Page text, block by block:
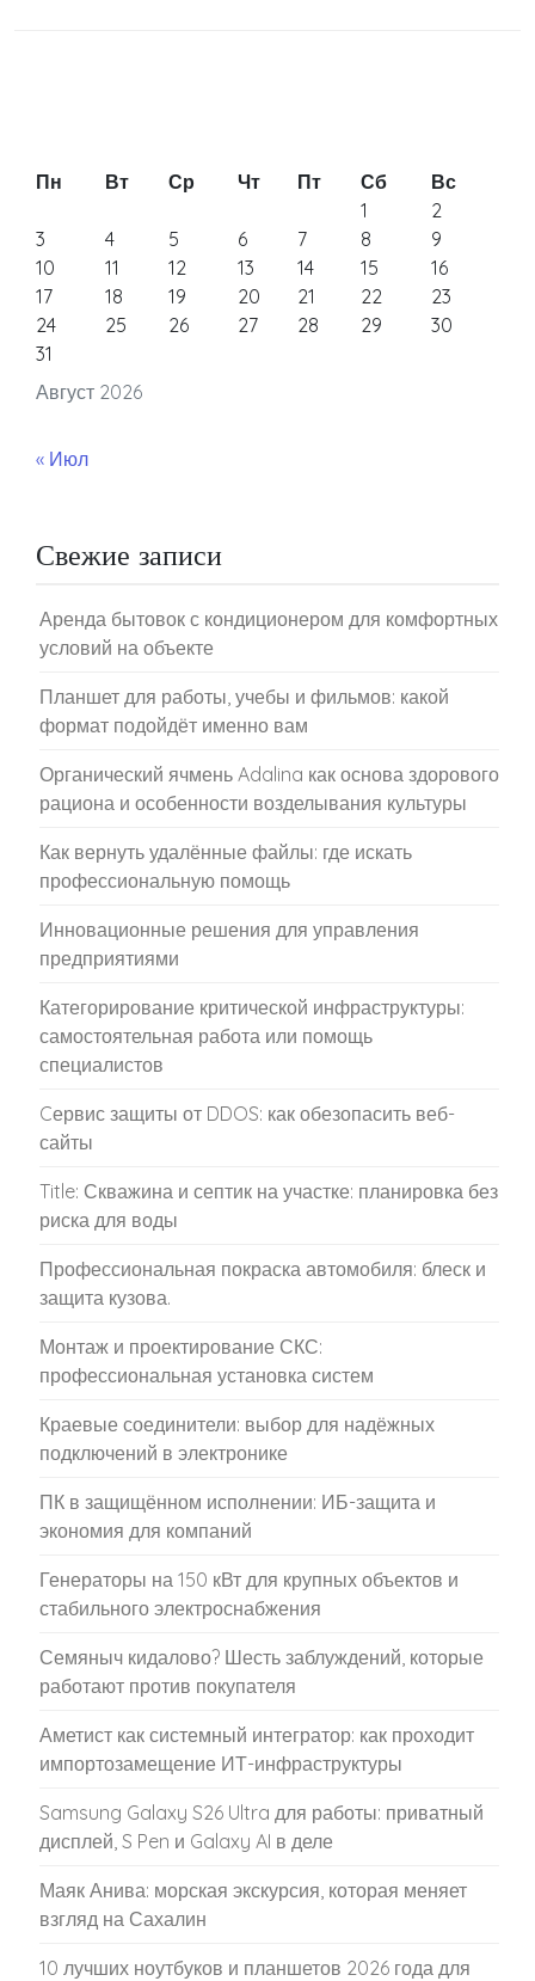
Август 2026
Пн Вт Ср Чт Пт Сб
Вс
1
2
3
4 5 6 7 8
9
10
11 12 13 14 15
16
17
18 19 20 21 22
23
24
25 26 27 28 29
30
31
« Июл
Свежие записи
Аренда бытовок с кондиционером для комфортных
условий на объекте
Планшет для работы, учебы и фильмов: какой
формат подойдёт именно вам
Органический ячмень Adalina как основа здорового
рациона и особенности возделывания культуры
Как вернуть удалённые файлы: где искать
профессиональную помощь
Инновационные решения для управления
предприятиями
Категорирование критической инфраструктуры:
самостоятельная работа или помощь
специалистов
Cервис защиты от DDOS: как обезопасить веб-
сайты
Title: Скважина и септик на участке: планировка без
риска для воды
Профессиональная покраска автомобиля: блеск и
защита кузова.
Монтаж и проектирование СКС:
профессиональная установка систем
Краевые соединители: выбор для надёжных
подключений в электронике
ПК в защищённом исполнении: ИБ-защита и
экономия для компаний
Генераторы на 150 кВт для крупных объектов и
стабильного электроснабжения
Семяныч кидалово? Шесть заблуждений, которые
работают против покупателя
Аметист как системный интегратор: как проходит
импортозамещение ИТ-инфраструктуры
Samsung Galaxy S26 Ultra для работы: приватный
дисплей, S Pen и Galaxy AI в деле
Маяк Анива: морская экскурсия, которая меняет
взгляд на Сахалин
10 лучших ноутбуков и планшетов 2026 года для